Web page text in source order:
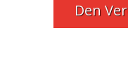
Den